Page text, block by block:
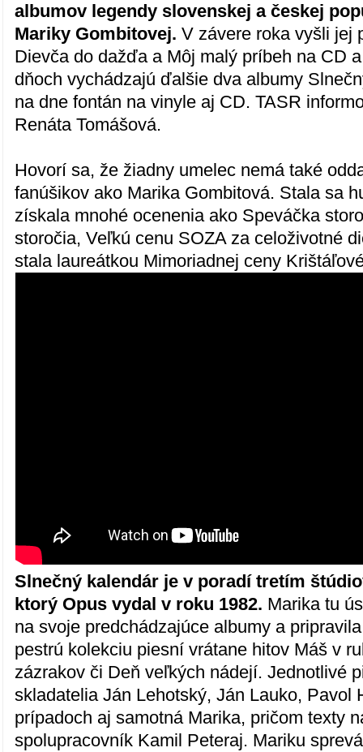
albumov legendy slovenskej a českej
Mariky Gombitovej. V závere roka vyšli jej
Dievča do dažďa a Môj malý príbeh na CD
dňoch vychádzajú ďalšie dva albumy
na dne fontán na vinyle aj CD. TASR
Renáta Tomášová.
Hovorí sa, že žiadny umelec nemá také
fanúšikov ako Marika Gombitová. Stala sa
získala mnohé ocenenia ako Speváčka
storočia, Veľkú cenu SOZA za celoživotné
stala laureátkou Mimoriadnej ceny
Slnečný kalendár je v poradí tretím
ktorý Opus vydal v roku 1982. Marika tu
na svoje predchádzajúce albumy a
pestrú kolekciu piesní vrátane hitov Máš v
zázrakov či Deň veľkých nádejí. Jednotlivé
skladatelia Ján Lehotský, Ján Lauko, Pavol
prípadoch aj samotná Marika, pričom texty
spolupracovník Kamil Peteraj. Mariku